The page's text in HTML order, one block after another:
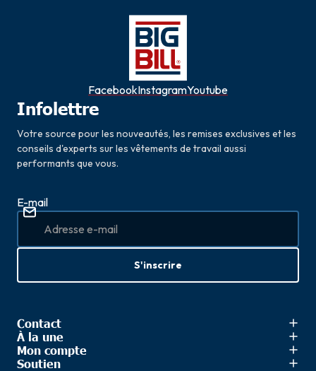
FacebookInstagramYoutube
Contact
À la une
Mon compte
Soutien
Infolettre
Votre source pour les nouveautés, les remises exclusives et les
conseils d'experts sur les vêtements de travail aussi
performants que vous.
E-mail
S'inscrire